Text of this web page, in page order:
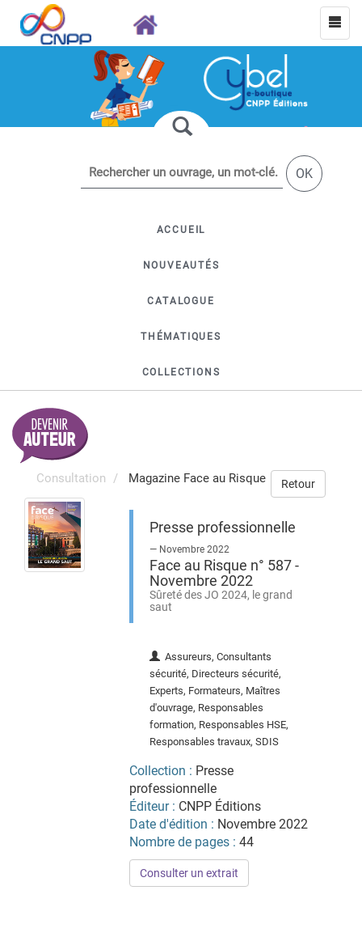
OK
ACCUEIL
NOUVEAUTÉS
CATALOGUE
THÉMATIQUES
COLLECTIONS
Consultation Magazine Face au Risque Retour
Presse professionnelle
— Novembre 2022
Face au Risque n° 587 -
Novembre 2022
Sûreté des JO 2024, le grand
saut
Assureurs, Consultants
sécurité, Directeurs sécurité,
Experts, Formateurs, Maîtres
d'ouvrage, Responsables
formation, Responsables HSE,
Responsables travaux, SDIS
Collection : Presse
professionnelle
Éditeur : CNPP Éditions
Date d'édition : Novembre 2022
Nombre de pages : 44
Consulter un extrait